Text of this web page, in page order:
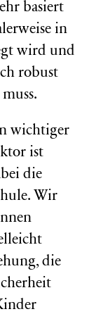
basiert
in
wird und
robust
wichtiger
ist
die
Wir
die